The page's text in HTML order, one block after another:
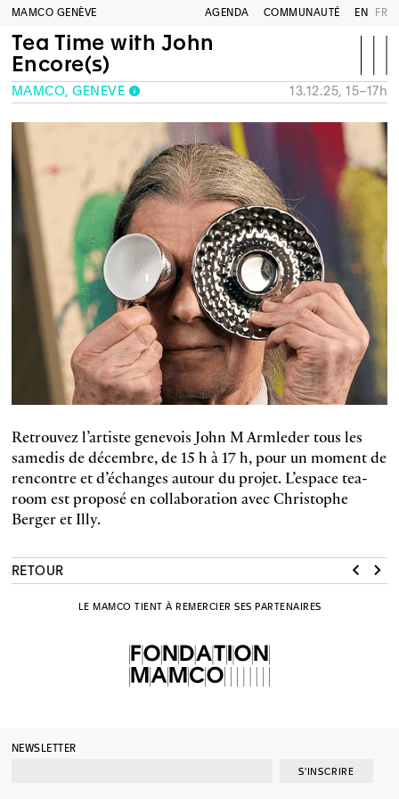
MAMCO GENÈVE AGENDA COMMUNAUTÉ EN FR
Tea Time with John
Encore(s)
MAMCO, GENÈVE 13.12.25, 15–17h
Retrouvez l’artiste genevois John M Armleder tous les
samedis de décembre, de 15 h à 17 h, pour un moment de
rencontre et d’échanges autour du projet. L’espace tea-
room est proposé en collaboration avec Christophe
Berger et Illy.
RETOUR
LE MAMCO TIENT À REMERCIER SES PARTENAIRES
NEWSLETTER
S'INSCRIRE